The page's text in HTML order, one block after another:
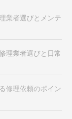
業者選びとメンテ
理業者選びと日常
修理依頼のポイン